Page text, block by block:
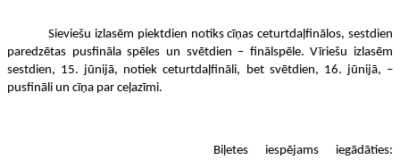
Sieviešu izlasēm piektdien notiks cīņas ceturtdaļfinālos, sestdien
paredzētas pusfināla spēles un svētdien – finālspēle. Vīriešu izlasēm
sestdien, 15. jūnijā, notiek ceturtdaļfināli, bet svētdien, 16. jūnijā, –
pusfināli un cīņa par ceļazīmi.
Biļetes iespējams iegādāties: